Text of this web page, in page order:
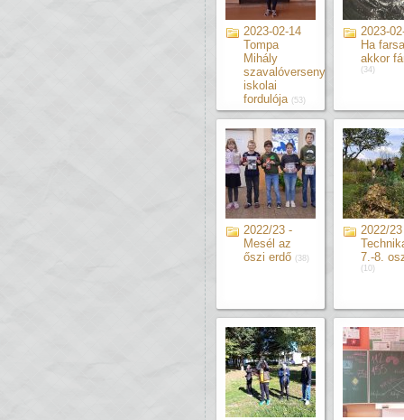
2023-02-14
Tompa
Mihály
szavalóverseny
iskolai
fordulója (53)
2023-
Ha
akkor
(34)
2022/23 -
Mesél az
őszi erdő (38)
2022/
7.-8.
(10)